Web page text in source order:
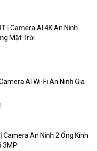
| Camera AI 4K An Ninh
Mặt Trời
AI Wi-Fi An Ninh Gia
Camera An Ninh 2 Ống Kính
3MP